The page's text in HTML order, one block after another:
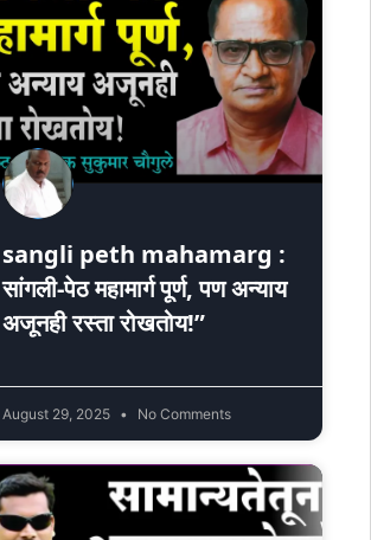
sangli peth mahamarg :
सांगली-पेठ महामार्ग पूर्ण, पण अन्याय
अजूनही रस्ता रोखतोय!”
August 29, 2025 No Comments